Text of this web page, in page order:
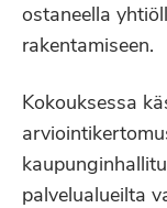
ostaneella
rakentamiseen.
Kokouksessa
palvelualueilta